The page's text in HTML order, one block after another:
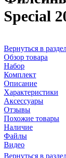
Special
Вернуться в
Обзор товара
Набор
Комплект
Описание
Характеристики
Аксессуары
Отзывы
Похожие товары
Наличие
Файлы
Видео
Вернуться в